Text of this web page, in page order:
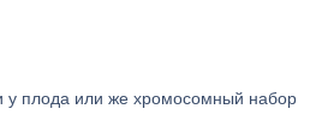
у плода или же хромосомный набор